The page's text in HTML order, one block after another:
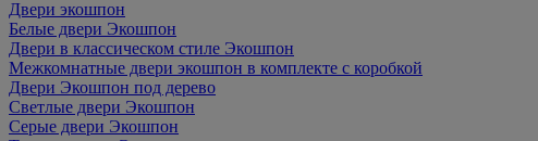
Двери экошпон
Белые двери Экошпон
Двери в классическом стиле Экошпон
Межкомнатные двери экошпон в комплекте с коробкой
Двери Экошпон под дерево
Светлые двери Экошпон
Серые двери Экошпон